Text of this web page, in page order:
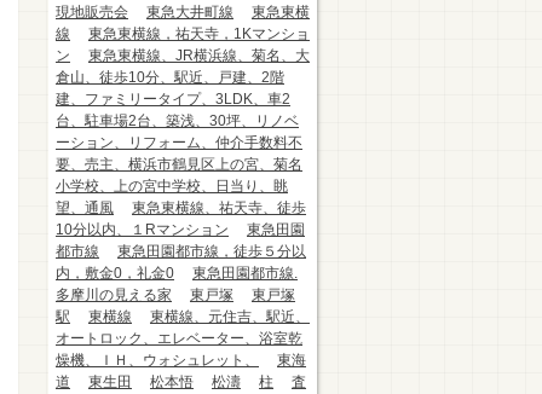
現地販売会
東急大井町線
東急東横
線
東急東横線，祐天寺，1Kマンショ
ン
東急東横線、JR横浜線、菊名、大
倉山、徒歩10分、駅近、戸建、2階
建、ファミリータイプ、3LDK、車2
台、駐車場2台、築浅、30坪、リノベ
ーション、リフォーム、仲介手数料不
要、売主、横浜市鶴見区上の宮、菊名
小学校、上の宮中学校、日当り、眺
望、通風
東急東横線、祐天寺、徒歩
10分以内、１Rマンション
東急田園
都市線
東急田園都市線，徒歩５分以
内，敷金0，礼金0
東急田園都市線.
多摩川の見える家
東戸塚
東戸塚
駅
東横線
東横線、元住吉、駅近、
オートロック、エレベーター、浴室乾
燥機、ＩＨ、ウォシュレット、
東海
道
東生田 松本悟 松濤 柱
査